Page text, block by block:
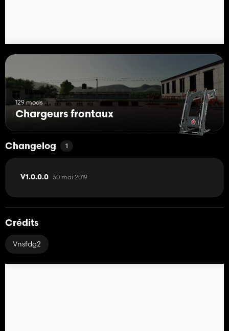
129 mods
Chargeurs frontaux
Changelog 1
V1.0.0.0 30 mai 2019
Crédits
Vnsfdg2